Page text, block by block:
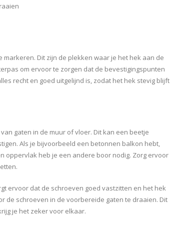
Dit zijn de plekken waar je het hek aan de
om ervoor te zorgen dat de bevestigingspunten
recht en goed uitgelijnd is, zodat het hek stevig blijft
gaten in de muur of vloer. Dit kan een beetje
Als je bijvoorbeeld een betonnen balkon hebt,
oppervlak heb je een andere boor nodig. Zorg ervoor
ervoor dat de schroeven goed vastzitten en het hek
de schroeven in de voorbereide gaten te draaien. Dit
je het zeker voor elkaar.